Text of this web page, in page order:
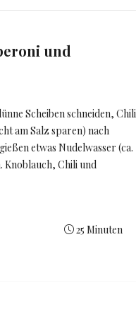
und
Scheiben schneiden, Chili
am Salz sparen) nach
etwas Nudelwasser (ca.
Knoblauch, Chili und
25 Minuten